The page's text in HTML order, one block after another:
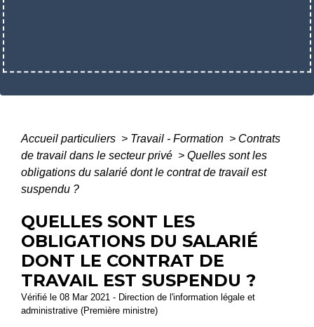
Accueil particuliers > Travail - Formation > Contrats
de travail dans le secteur privé > Quelles sont les
obligations du salarié dont le contrat de travail est
suspendu ?
QUELLES SONT LES
OBLIGATIONS DU SALARIÉ
DONT LE CONTRAT DE
TRAVAIL EST SUSPENDU ?
Vérifié le 08 Mar 2021 - Direction de l'information légale et
administrative (Première ministre)